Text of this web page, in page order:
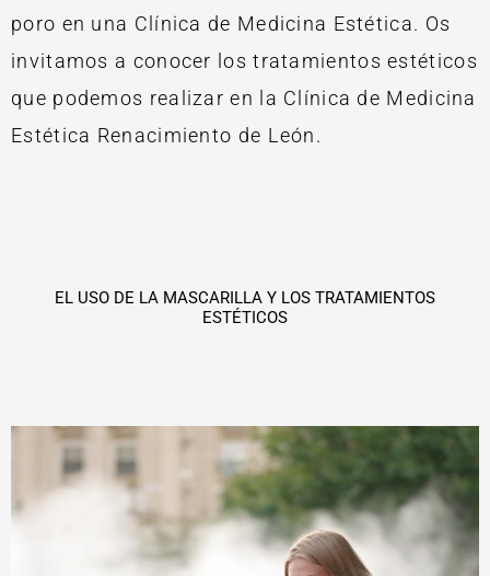
poro en una Clínica de Medicina Estética. Os
invitamos a conocer lostratamientos estéticos
que podemos realizar en la Clínica de Medicina
Estética Renacimiento de León.
EL USO DE LA MASCARILLA Y LOS TRATAMIENTOS
ESTÉTICOS